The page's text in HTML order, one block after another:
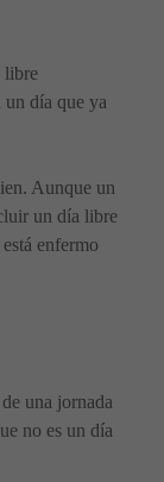
libre
un día que ya
Aunque un
un día libre
enfermo
una jornada
no es un día